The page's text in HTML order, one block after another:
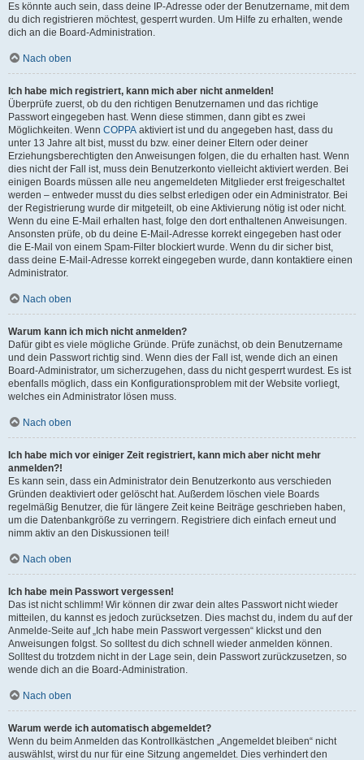
Es könnte auch sein, dass deine IP-Adresse oder der Benutzername, mit dem
du dich registrieren möchtest, gesperrt wurden. Um Hilfe zu erhalten, wende
dich an die Board-Administration.
Nach oben
Ich habe mich registriert, kann mich aber nicht anmelden!
Überprüfe zuerst, ob du den richtigen Benutzernamen und das richtige
Passwort eingegeben hast. Wenn diese stimmen, dann gibt es zwei
Möglichkeiten. Wenn COPPA aktiviert ist und du angegeben hast, dass du
unter 13 Jahre alt bist, musst du bzw. einer deiner Eltern oder deiner
Erziehungsberechtigten den Anweisungen folgen, die du erhalten hast. Wenn
dies nicht der Fall ist, muss dein Benutzerkonto vielleicht aktiviert werden. Bei
einigen Boards müssen alle neu angemeldeten Mitglieder erst freigeschaltet
werden – entweder musst du dies selbst erledigen oder ein Administrator. Bei
der Registrierung wurde dir mitgeteilt, ob eine Aktivierung nötig ist oder nicht.
Wenn du eine E-Mail erhalten hast, folge den dort enthaltenen Anweisungen.
Ansonsten prüfe, ob du deine E-Mail-Adresse korrekt eingegeben hast oder
die E-Mail von einem Spam-Filter blockiert wurde. Wenn du dir sicher bist,
dass deine E-Mail-Adresse korrekt eingegeben wurde, dann kontaktiere einen
Administrator.
Nach oben
Warum kann ich mich nicht anmelden?
Dafür gibt es viele mögliche Gründe. Prüfe zunächst, ob dein Benutzername
und dein Passwort richtig sind. Wenn dies der Fall ist, wende dich an einen
Board-Administrator, um sicherzugehen, dass du nicht gesperrt wurdest. Es ist
ebenfalls möglich, dass ein Konfigurationsproblem mit der Website vorliegt,
welches ein Administrator lösen muss.
Nach oben
Ich habe mich vor einiger Zeit registriert, kann mich aber nicht mehr
anmelden?!
Es kann sein, dass ein Administrator dein Benutzerkonto aus verschieden
Gründen deaktiviert oder gelöscht hat. Außerdem löschen viele Boards
regelmäßig Benutzer, die für längere Zeit keine Beiträge geschrieben haben,
um die Datenbankgröße zu verringern. Registriere dich einfach erneut und
nimm aktiv an den Diskussionen teil!
Nach oben
Ich habe mein Passwort vergessen!
Das ist nicht schlimm! Wir können dir zwar dein altes Passwort nicht wieder
mitteilen, du kannst es jedoch zurücksetzen. Dies machst du, indem du auf der
Anmelde-Seite auf „Ich habe mein Passwort vergessen“ klickst und den
Anweisungen folgst. So solltest du dich schnell wieder anmelden können.
Solltest du trotzdem nicht in der Lage sein, dein Passwort zurückzusetzen, so
wende dich an die Board-Administration.
Nach oben
Warum werde ich automatisch abgemeldet?
Wenn du beim Anmelden das Kontrollkästchen „Angemeldet bleiben“ nicht
auswählst, wirst du nur für eine Sitzung angemeldet. Dies verhindert den